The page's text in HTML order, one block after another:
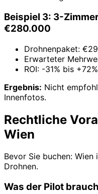
Beispiel 3: 3-
€280.000
Drohnenpaket:
Erwarteter
ROI: -31% bis +72%
Ergebnis: Nicht
Innenfotos.
Rechtliche
Wien
Bevor Sie buchen:
Drohnen.
Was der Pilot